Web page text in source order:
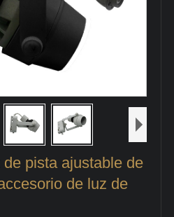
pista ajustable de
de luz de